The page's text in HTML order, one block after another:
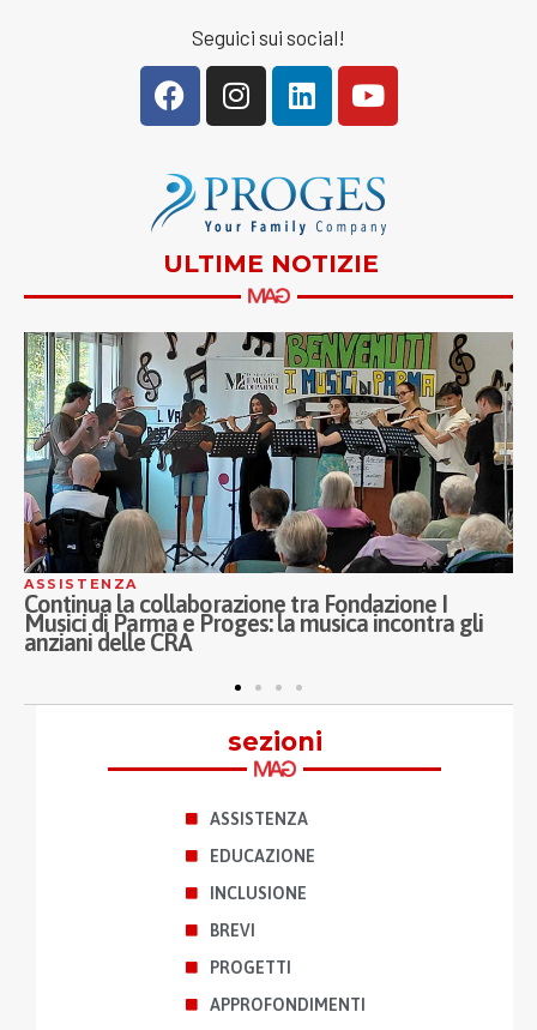
Seguici sui social!
ULTIME NOTIZIE
ASSISTENZA
Continua la collaborazione tra Fondazione I
Musici di Parma e Proges: la musica incontra gli
anziani delle CRA
sezioni
ASSISTENZA
EDUCAZIONE
INCLUSIONE
BREVI
PROGETTI
APPROFONDIMENTI